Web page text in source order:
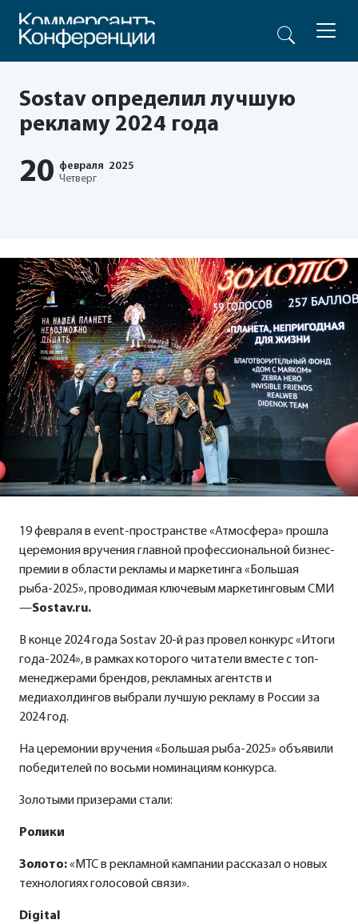
Sostav определил лучшую
рекламу 2024 года
20 февраля 2025
Четверг
19 февраля в event-пространстве «Атмосфера» прошла
церемония вручения главной профессиональной бизнес-
премии в области рекламы и маркетинга «Большая
рыба-2025», проводимая ключевым маркетинговым СМИ
—Sostav.ru.
В конце 2024 года Sostav 20-й раз провел конкурс «Итоги
года-2024», в рамках которого читатели вместе с топ-
менеджерами брендов, рекламных агентств и
медиахолдингов выбрали лучшую рекламу в России за
2024 год.
На церемонии вручения «Большая рыба-2025» объявили
победителей по восьми номинациям конкурса.
Золотыми призерами стали:
Ролики
Золото:«МТС в рекламной кампании рассказал о новых
технологиях голосовой связи».
Digital